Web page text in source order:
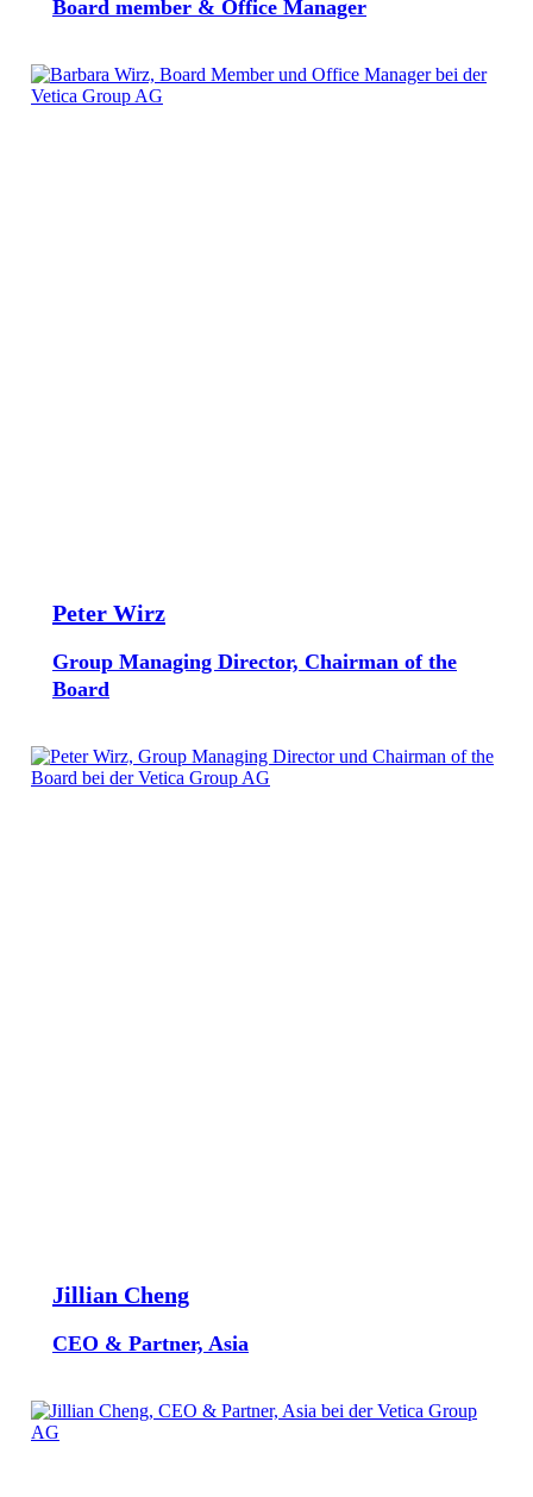
Board member & Office Manager
Peter Wirz
Group Managing Director, Chairman of the
Board
Jillian Cheng
CEO & Partner, Asia